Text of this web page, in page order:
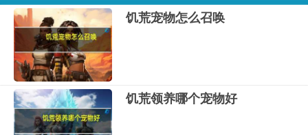
饥荒宠物怎么召唤
饥荒领养哪个宠物好